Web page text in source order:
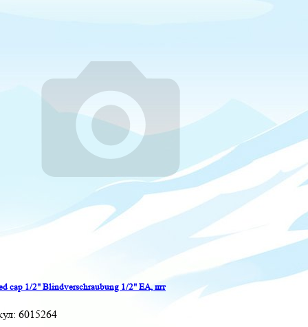
cap 1/2" Blindverschraubung 1/2" EA, шт
6015264